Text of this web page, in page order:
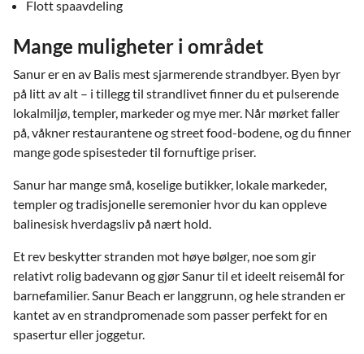
Flott spaavdeling
Mange muligheter i området
Sanur er en av Balis mest sjarmerende strandbyer. Byen byr
på litt av alt – i tillegg til strandlivet finner du et pulserende
lokalmiljø, templer, markeder og mye mer. Når mørket faller
på, våkner restaurantene og street food-bodene, og du finner
mange gode spisesteder til fornuftige priser.
Sanur har mange små, koselige butikker, lokale markeder,
templer og tradisjonelle seremonier hvor du kan oppleve
balinesisk hverdagsliv på nært hold.
Et rev beskytter stranden mot høye bølger, noe som gir
relativt rolig badevann og gjør Sanur til et ideelt reisemål for
barnefamilier. Sanur Beach er langgrunn, og hele stranden er
kantet av en strandpromenade som passer perfekt for en
spasertur eller joggetur.